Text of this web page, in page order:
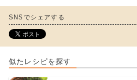
SNSでシェアする
似たレシピを探す